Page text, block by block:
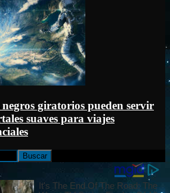
giratorios pueden servir
suaves para viajes